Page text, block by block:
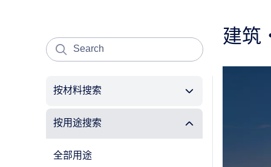
按材料搜索
按用途搜索
全部用途
建筑